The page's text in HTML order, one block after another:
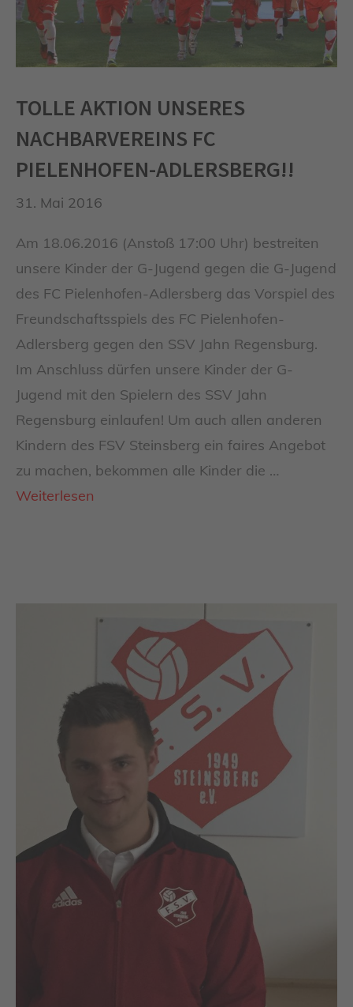
TOLLE AKTION UNSERES
NACHBARVEREINS FC
PIELENHOFEN-ADLERSBERG!!
31. Mai 2016
Am 18.06.2016 (Anstoß 17:00 Uhr) bestreiten
unsere Kinder der G-Jugend gegen die G-Jugend
des FC Pielenhofen-Adlersberg das Vorspiel des
Freundschaftsspiels des FC Pielenhofen-
Adlersberg gegen den SSV Jahn Regensburg.
Im Anschluss dürfen unsere Kinder der G-
Jugend mit den Spielern des SSV Jahn
Regensburg einlaufen! Um auch allen anderen
Kindern des FSV Steinsberg ein faires Angebot
zu machen, bekommen alle Kinder die …
Weiterlesen